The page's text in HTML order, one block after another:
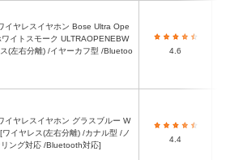
イトスモーク ULTRAOPENEBW
(左右分離) /イヤーカフ型 /Bluetoo
4.6
イヤレス(左右分離) /カナル型 /ノ
ング対応 /Bluetooth対応]
4.4